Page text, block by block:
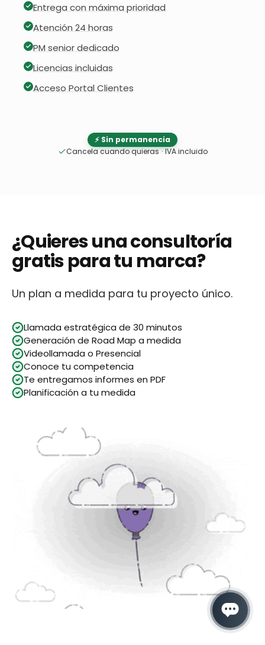
Entrega con máxima prioridad
Atención 24 horas
PM senior dedicado
Licencias incluidas
Acceso Portal Clientes
⚡ Sin permanencia
Cancela cuando quieras · IVA incluido
¿Quieres una consultoría
gratis para tu marca?
Un plan a medida para tu proyecto único.
Llamada estratégica de 30 minutos
Generación de Road Map a medida
Videollamada o Presencial
Conoce tu competencia
Te entregamos informes en PDF
Planificación a tu medida